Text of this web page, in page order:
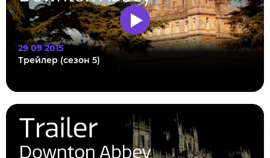
29 09 2015
Трейлер (сезон 5)